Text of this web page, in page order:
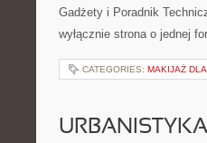
Gadżety i Poradnik
wyłącznie strona o jednej
CATEGORIES: MAKIJAŻ